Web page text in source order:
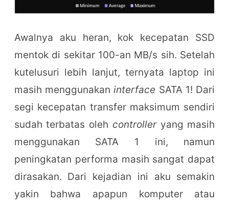
Awalnya aku heran, kok kecepatan SSD
mentok di sekitar 100-an MB/s sih. Setelah
kutelusuri lebih lanjut, ternyata laptop ini
masih menggunakaninterface SATA 1! Dari
segi kecepatan transfer maksimum sendiri
sudah terbatas oleh controller yang masih
menggunakan SATA 1 ini, namun
peningkatan performa masih sangat dapat
dirasakan. Dari kejadian ini aku semakin
yakin bahwa apapun komputer atau